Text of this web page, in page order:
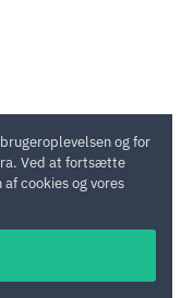
og for
Ved at fortsætte
cookies og vores